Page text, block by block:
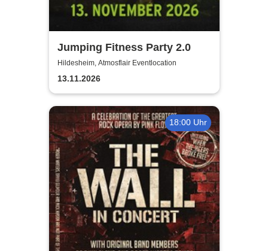
Jumping Fitness Party 2.0
Hildesheim, Atmosflair Eventlocation
13.11.2026
18:00 Uhr